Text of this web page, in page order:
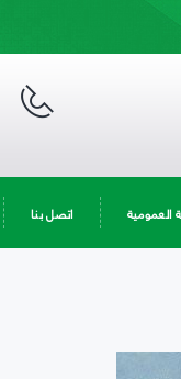
العمومية اتصل بنا